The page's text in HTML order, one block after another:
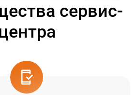
сервис-